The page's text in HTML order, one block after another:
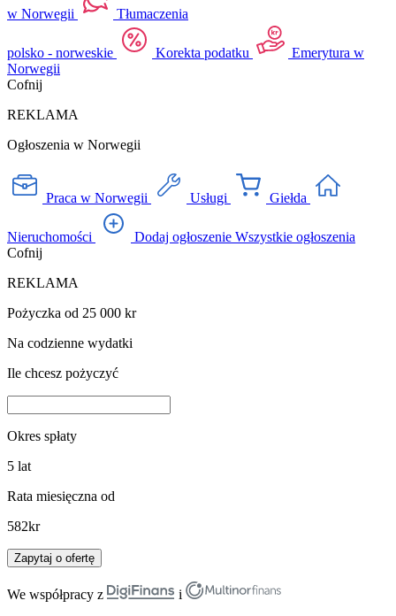
w Norwegii Tłumaczenia
polsko - norweskie Korekta podatku
Emerytura w
Norwegii
Cofnij
REKLAMA
Ogłoszenia w Norwegii
Praca w Norwegii Usługi Giełda
Nieruchomości Dodaj ogłoszenie Wszystkie ogłoszenia
Cofnij
REKLAMA
Pożyczka od 25 000 kr
Na codzienne wydatki
Ile chcesz pożyczyć
Okres spłaty
5 lat
Rata miesięczna od
582kr
Zapytaj o ofertę
We współpracy z
i